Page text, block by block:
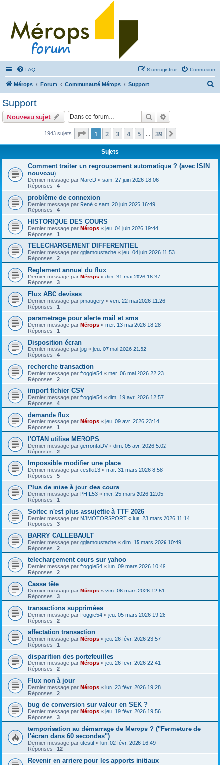
FAQ Connexion
S’enregistrer
Mérops Forum Communauté Mérops Support
r
Support
Nouveau sujet Rechercher
1943 sujets Page 1sur39
1 2 3 4 5 39
Sujets
Comment traiter un regroupement automatique ? (avec ISIN
nouveau)
Dernier message par MarcD « sam. 27 juin 2026 18:06
Réponses : 4
problème de connexion
Dernier message par René « sam. 20 juin 2026 16:49
Réponses : 4
HISTORIQUE DES COURS
Dernier message par Mérops « jeu. 04 juin 2026 19:44
Réponses : 1
TELECHARGEMENT DIFFERENTIEL
Dernier message par gglamoustache « jeu. 04 juin 2026 11:53
Réponses : 2
Reglement annuel du flux
Dernier message par Mérops « dim. 31 mai 2026 16:37
Réponses : 3
Flux ABC devises
Dernier message par pmaugery « ven. 22 mai 2026 11:26
Réponses : 1
parametrage pour alerte mail et sms
Dernier message par Mérops « mer. 13 mai 2026 18:28
Réponses : 1
Disposition écran
Dernier message par jpg « jeu. 07 mai 2026 21:32
Réponses : 4
recherche transaction
Dernier message par froggie54 « mer. 06 mai 2026 22:23
Réponses : 2
import fichier CSV
Dernier message par froggie54 « dim. 19 avr. 2026 12:57
Réponses : 4
demande flux
Dernier message par Mérops « jeu. 09 avr. 2026 23:14
Réponses : 1
l'OTAN utilise MEROPS
Dernier message par gerrontaDV « dim. 05 avr. 2026 5:02
Réponses : 2
Impossible modifier une place
Dernier message par cestki13 « mar. 31 mars 2026 8:58
Réponses : 5
Plus de mise à jour des cours
Dernier message par PHIL53 « mer. 25 mars 2026 12:05
Réponses : 1
Soitec n'est plus assujettie à TTF 2026
Dernier message par M3MOTORSPORT « lun. 23 mars 2026 11:14
Réponses : 3
BARRY CALLEBAULT
Dernier message par gglamoustache « dim. 15 mars 2026 10:49
Réponses : 2
telechargement cours sur yahoo
Dernier message par froggie54 « lun. 09 mars 2026 10:49
Réponses : 2
Casse tête
Dernier message par Mérops « ven. 06 mars 2026 12:51
Réponses : 3
transactions supprimées
Dernier message par froggie54 « jeu. 05 mars 2026 19:28
Réponses : 2
affectation transaction
Dernier message par Mérops « jeu. 26 févr. 2026 23:57
Réponses : 1
disparition des portefeuilles
Dernier message par Mérops « jeu. 26 févr. 2026 22:41
Réponses : 2
Flux non à jour
Dernier message par Mérops « lun. 23 févr. 2026 19:28
Réponses : 2
bug de conversion sur valeur en SEK ?
Dernier message par Mérops « jeu. 19 févr. 2026 19:56
Réponses : 3
temporisation au démarrage de Merops ? ("Fermeture de
l'écran dans 60 secondes")
Dernier message par utestit « lun. 02 févr. 2026 16:49
Réponses : 12
Revenir en arriere pour les apports initiaux